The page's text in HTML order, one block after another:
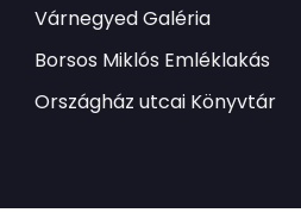
Várnegyed Galéria
Borsos Miklós Emléklakás
Országház utcai Könyvtár